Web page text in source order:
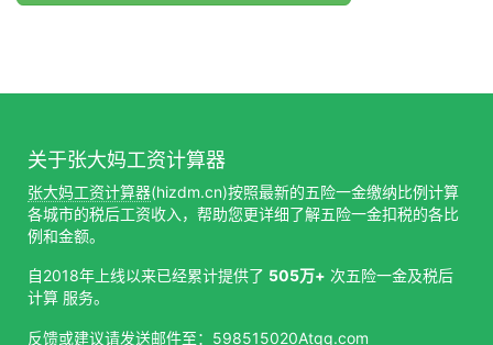
关于张大妈工资计算器
张大妈工资计算器(hizdm.cn)按照最新的五险一金缴纳比例计算
各城市的税后工资收入，帮助您更详细了解五险一金扣税的各比
例和金额。
自2018年上线以来已经累计提供了 505万+ 次五险一金及税后
计算 服务。
反馈或建议请发送邮件至：598515020Atqq.com